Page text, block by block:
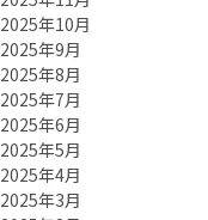
2025年10月
2025年9月
2025年8月
2025年7月
2025年6月
2025年5月
2025年4月
2025年3月